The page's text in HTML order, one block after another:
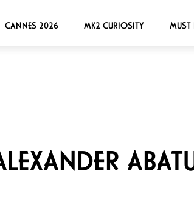
CANNES 2026 MK2 CURIOSITY MUST